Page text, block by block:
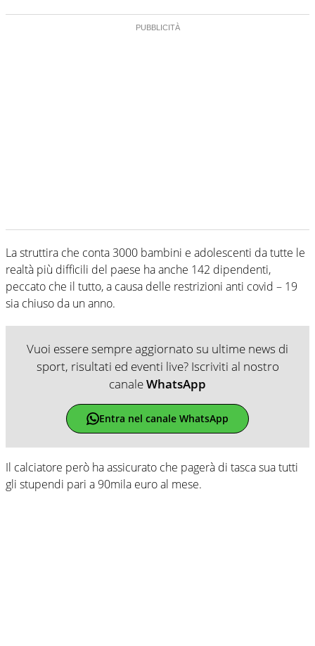
La struttira che conta 3000 bambini e adolescenti da tutte le
realtà più difficili del paese ha anche 142 dipendenti,
peccato che il tutto, a causa delle restrizioni anti covid – 19
sia chiuso da un anno.
Vuoi essere sempre aggiornato su ultime news di
sport, risultati ed eventi live? Iscriviti al nostro
canaleWhatsApp
Entra nel canale WhatsApp
Il calciatore però ha assicurato che pagerà di tasca sua tutti
gli stupendi pari a 90mila euro al mese.